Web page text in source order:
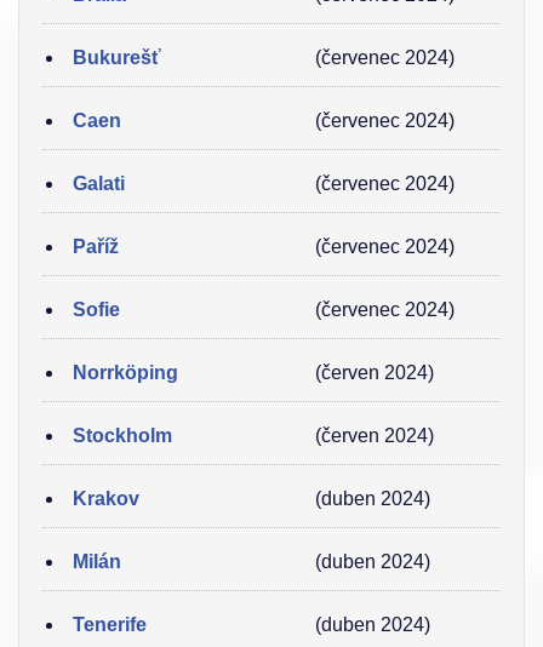
Bukurešť (červenec 2024)
Caen (červenec 2024)
Galati (červenec 2024)
Paříž (červenec 2024)
Sofie (červenec 2024)
Norrköping (červen 2024)
Stockholm (červen 2024)
Krakov (duben 2024)
Milán (duben 2024)
Tenerife (duben 2024)